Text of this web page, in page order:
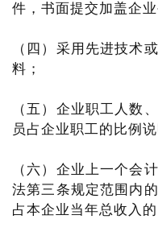
件，书面提交加盖企
（四）采用先进技术
料；
（五）企业职工人数
员占企业职工的比例说
（六）企业上一个会
法第三条规定范围内
占本企业当年总收入的